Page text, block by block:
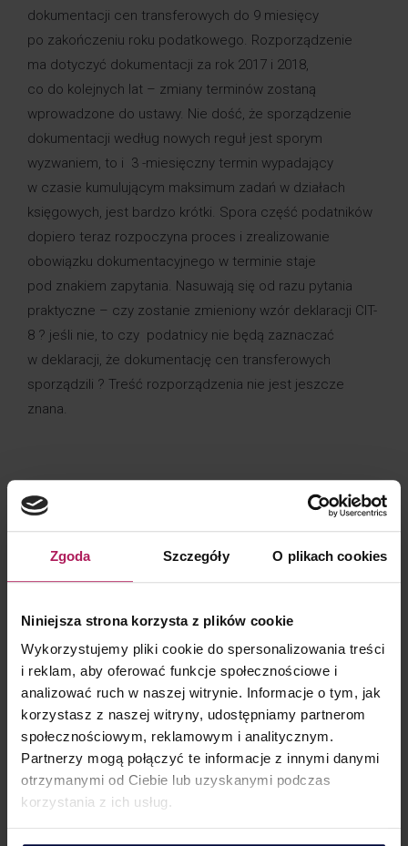
Zgoda Szczegóły O plikach cookies
Niniejsza strona korzysta z plików cookie
Wykorzystujemy pliki cookie do spersonalizowania treści
i reklam, aby oferować funkcje społecznościowe i
analizować ruch w naszej witrynie. Informacje o tym, jak
korzystasz z naszej witryny, udostępniamy partnerom
społecznościowym, reklamowym i analitycznym.
Partnerzy mogą połączyć te informacje z innymi danymi
otrzymanymi od Ciebie lub uzyskanymi podczas
korzystania z ich usług.
dokumentacji cen transferowych do 9 miesięcy
po zakończeniu roku podatkowego. Rozporządzenie
ma dotyczyć dokumentacji za rok 2017 i 2018,
co do kolejnych lat – zmiany terminów zostaną
wprowadzone do ustawy. Nie dość, że sporządzenie
dokumentacji według nowych reguł jest sporym
wyzwaniem, to i 3 -miesięczny termin wypadający
w czasie kumulującym maksimum zadań w działach
księgowych, jest bardzo krótki. Spora część podatników
dopiero teraz rozpoczyna proces i zrealizowanie
obowiązku dokumentacyjnego w terminie staje
pod znakiem zapytania. Nasuwają się od razu pytania
praktyczne – czy zostanie zmieniony wzór deklaracji CIT-
8 ? jeśli nie, to czy podatnicy nie będą zaznaczać
w deklaracji, że dokumentację cen transferowych
sporządzili ? Treść rozporządzenia nie jest jeszcze
znana.
KONTAKT DLA MEDIÓW
Dorota Chruściel-Dziekańska
Lider Obszaru Komunikacji
+48 500 127 570
OSTATNIE PUBLIKACJE